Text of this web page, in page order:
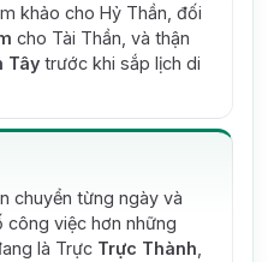
khảo cho Hỷ Thần, đối
cho Tài Thần, và thận
Tây trước khi sắp lịch di
chuyển từng ngày và
việc hơn những
là Trực Trực Thành